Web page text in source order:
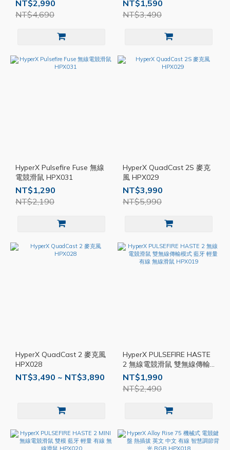
NT$2,990
NT$4,690
NT$1,590
NT$3,490
HyperX Pulsefire Fuse 無線
電競滑鼠 HPX031
NT$1,290
NT$2,190
HyperX QuadCast 2S 麥克
風 HPX029
NT$3,990
NT$5,990
HyperX QuadCast 2 麥克風
HPX028
NT$3,490 ~ NT$3,890
HyperX PULSEFIRE HASTE
2 無線電競滑鼠 雙無線傳輸
模式 藍牙 輕量 有線 無線滑
鼠 HPX019
NT$1,990
NT$2,490